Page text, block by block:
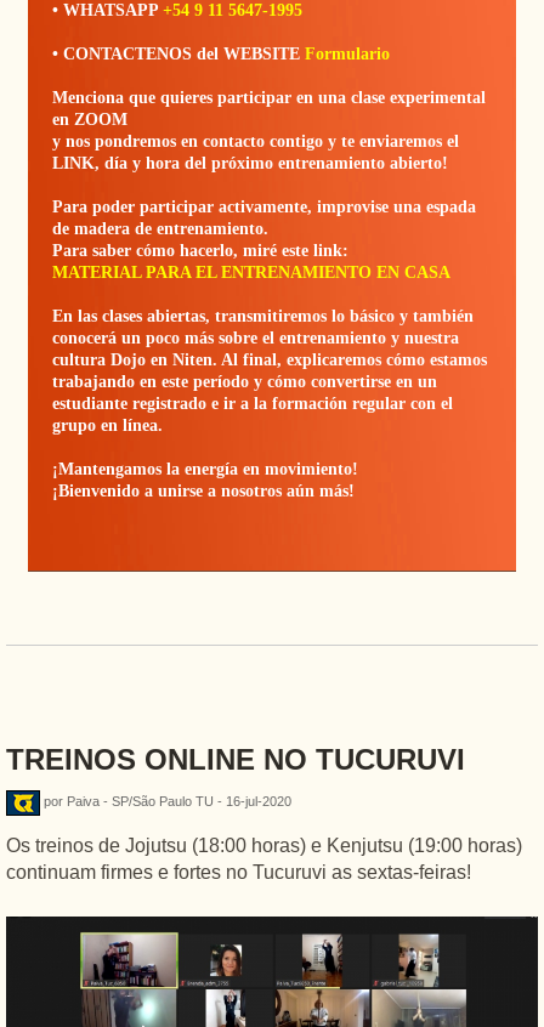
• WHATSAPP +54 9 11 5647-1995
• CONTACTENOS del WEBSITE Formulario
Menciona que quieres participar en una clase experimental
en ZOOM
y nos pondremos en contacto contigo y te enviaremos el
LINK, día y hora del próximo entrenamiento abierto!
Para poder participar activamente, improvise una espada
de madera de entrenamiento.
Para saber cómo hacerlo, miré este link:
MATERIAL PARA EL ENTRENAMIENTO EN CASA
En las clases abiertas, transmitiremos lo básico y también
conocerá un poco más sobre el entrenamiento y nuestra
cultura Dojo en Niten. Al final, explicaremos cómo estamos
trabajando en este período y cómo convertirse en un
estudiante registrado e ir a la formación regular con el
grupo en línea.
¡Mantengamos la energía en movimiento!
¡Bienvenido a unirse a nosotros aún más!
TREINOS ONLINE NO TUCURUVI
por Paiva - SP/São Paulo TU - 16-jul-2020
Os treinos de Jojutsu (18:00 horas) e Kenjutsu (19:00 horas)
continuam firmes e fortes no Tucuruvi as sextas-feiras!